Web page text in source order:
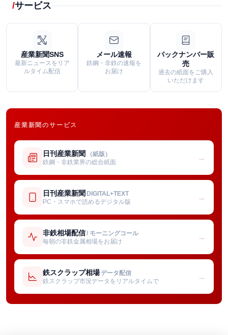
サービス
産業新聞SNS
最新ニュースをリア
ルタイム配信
メール速報
鉄鋼・非鉄の速報を
お届け
バックナンバー販
売
過去の紙面をご購入
いただけます
産業新聞のサービス
日刊産業新聞 （紙版）
鉄鋼・非鉄業界の総合紙面
→
日刊産業新聞 DIGITAL+TEXT
PC・スマホで読めるデジタル版
→
非鉄相場配信/ モーニングコール
毎朝の非鉄金属相場をお届け
→
鉄スクラップ相場 データ配信
鉄スクラップ市況データをリアルタイムで
→